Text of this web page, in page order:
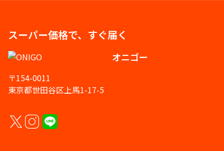
スーパー価格で、すぐ届く
オニゴー
〒154-0011
東京都世田谷区上馬1-17-5